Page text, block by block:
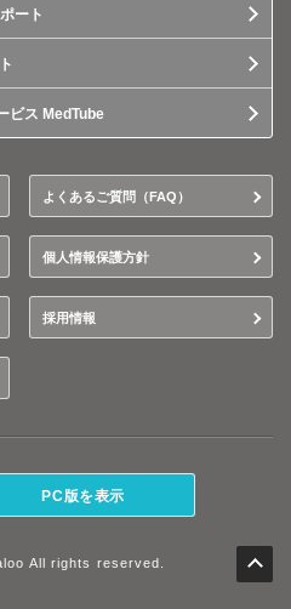
ート
ビス MedTube
よくあるご質問（FAQ）
個人情報保護方針
採用情報
PC版を表示
All rights reserved.